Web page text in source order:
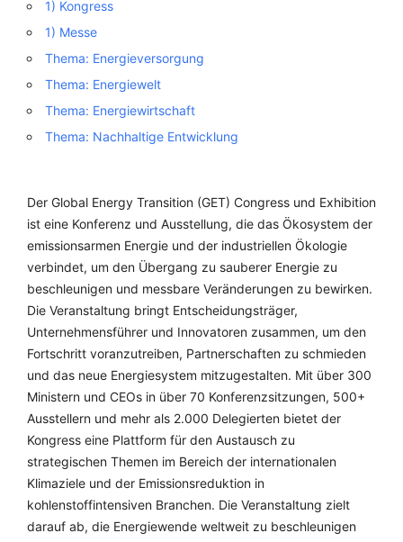
1) Kongress
1) Messe
Thema: Energieversorgung
Thema: Energiewelt
Thema: Energiewirtschaft
Thema: Nachhaltige Entwicklung
Der Global Energy Transition (GET) Congress und Exhibition
ist eine Konferenz und Ausstellung, die das Ökosystem der
emissionsarmen Energie und der industriellen Ökologie
verbindet, um den Übergang zu sauberer Energie zu
beschleunigen und messbare Veränderungen zu bewirken.
Die Veranstaltung bringt Entscheidungsträger,
Unternehmensführer und Innovatoren zusammen, um den
Fortschritt voranzutreiben, Partnerschaften zu schmieden
und das neue Energiesystem mitzugestalten. Mit über 300
Ministern und CEOs in über 70 Konferenzsitzungen, 500+
Ausstellern und mehr als 2.000 Delegierten bietet der
Kongress eine Plattform für den Austausch zu
strategischen Themen im Bereich der internationalen
Klimaziele und der Emissionsreduktion in
kohlenstoffintensiven Branchen. Die Veranstaltung zielt
darauf ab, die Energiewende weltweit zu beschleunigen